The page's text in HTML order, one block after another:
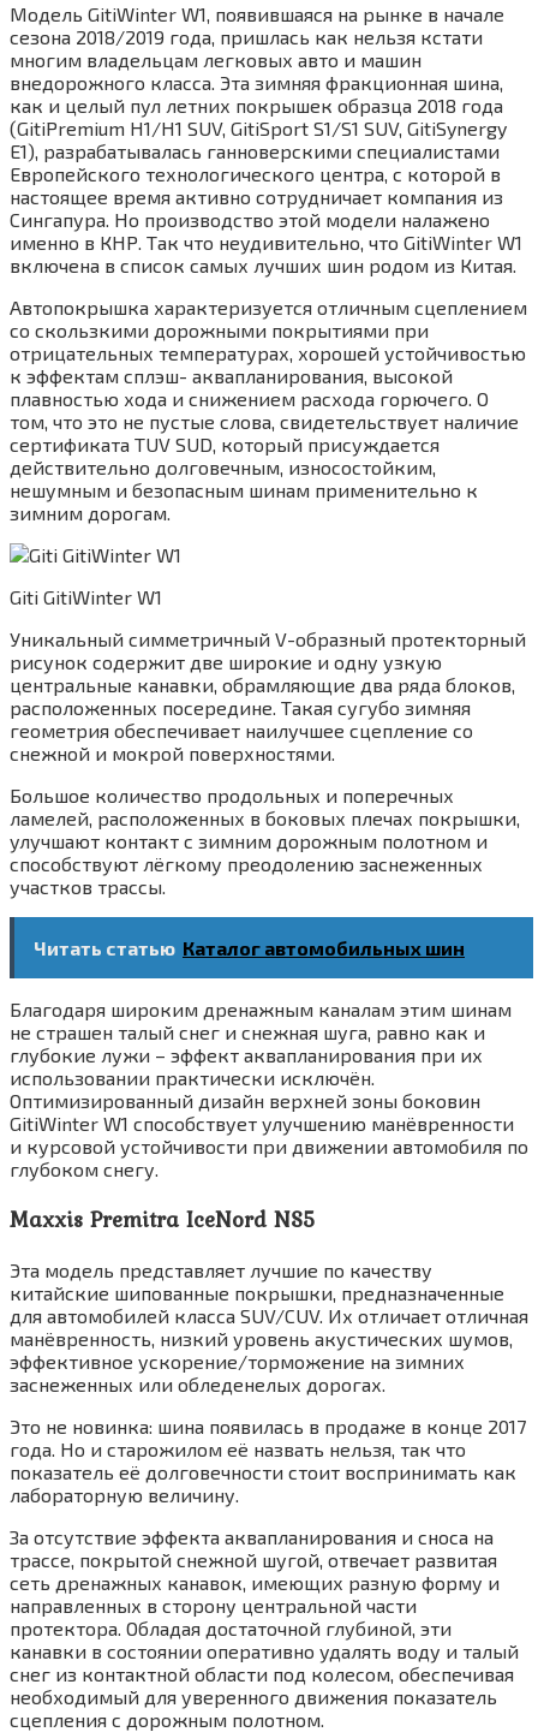
Модель GitiWinter W1, появившаяся на рынке в начале
сезона 2018/2019 года, пришлась как нельзя кстати
многим владельцам легковых авто и машин
внедорожного класса. Эта зимняя фракционная шина,
как и целый пул летних покрышек образца 2018 года
(GitiPremium H1/H1 SUV, GitiSport S1/S1 SUV, GitiSynergy
E1), разрабатывалась ганноверскими специалистами
Европейского технологического центра, с которой в
настоящее время активно сотрудничает компания из
Сингапура. Но производство этой модели налажено
именно в КНР. Так что неудивительно, что GitiWinter W1
включена в список самых лучших шин родом из Китая.
Автопокрышка характеризуется отличным сцеплением
со скользкими дорожными покрытиями при
отрицательных температурах, хорошей устойчивостью
к эффектам сплэш- аквапланирования, высокой
плавностью хода и снижением расхода горючего. О
том, что это не пустые слова, свидетельствует наличие
сертификата TUV SUD, который присуждается
действительно долговечным, износостойким,
нешумным и безопасным шинам применительно к
зимним дорогам.
Giti GitiWinter W1
Уникальный симметричный V-образный протекторный
рисунок содержит две широкие и одну узкую
центральные канавки, обрамляющие два ряда блоков,
расположенных посередине. Такая сугубо зимняя
геометрия обеспечивает наилучшее сцепление со
снежной и мокрой поверхностями.
Большое количество продольных и поперечных
ламелей, расположенных в боковых плечах покрышки,
улучшают контакт с зимним дорожным полотном и
способствуют лёгкому преодолению заснеженных
участков трассы.
Читать статью Каталог автомобильных шин
Благодаря широким дренажным каналам этим шинам
не страшен талый снег и снежная шуга, равно как и
глубокие лужи – эффект аквапланирования при их
использовании практически исключён.
Оптимизированный дизайн верхней зоны боковин
GitiWinter W1 способствует улучшению манёвренности
и курсовой устойчивости при движении автомобиля по
глубоком снегу.
Maxxis Premitra IceNord NS5
Эта модель представляет лучшие по качеству
китайские шипованные покрышки, предназначенные
для автомобилей класса SUV/CUV. Их отличает отличная
манёвренность, низкий уровень акустических шумов,
эффективное ускорение/торможение на зимних
заснеженных или обледенелых дорогах.
Это не новинка: шина появилась в продаже в конце 2017
года. Но и старожилом её назвать нельзя, так что
показатель её долговечности стоит воспринимать как
лабораторную величину.
За отсутствие эффекта аквапланирования и сноса на
трассе, покрытой снежной шугой, отвечает развитая
сеть дренажных канавок, имеющих разную форму и
направленных в сторону центральной части
протектора. Обладая достаточной глубиной, эти
канавки в состоянии оперативно удалять воду и талый
снег из контактной области под колесом, обеспечивая
необходимый для уверенного движения показатель
сцепления с дорожным полотном.